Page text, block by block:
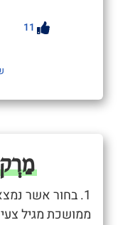
11
1. בחור אשר
ממושכת מגיל